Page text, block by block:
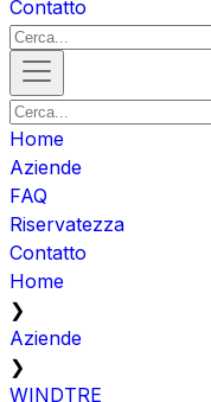
Contatto
Home
Aziende
FAQ
Riservatezza
Contatto
Home
❯
Aziende
❯
WINDTRE